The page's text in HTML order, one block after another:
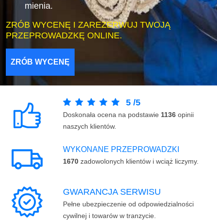
mienia.
ZRÓB WYCENĘ I ZAREZERWUJ TWOJĄ
PRZEPROWADZKĘ ONLINE.
ZRÓB WYCENĘ
5 /5
Doskonała ocena na podstawie 1136 opinii
naszych klientów.
WYKONANE PRZEPROWADZKI
1670 zadowolonych klientów i wciąż liczymy.
GWARANCJA SERWISU
Pełne ubezpieczenie od odpowiedzialności
cywilnej i towarów w tranzycie.